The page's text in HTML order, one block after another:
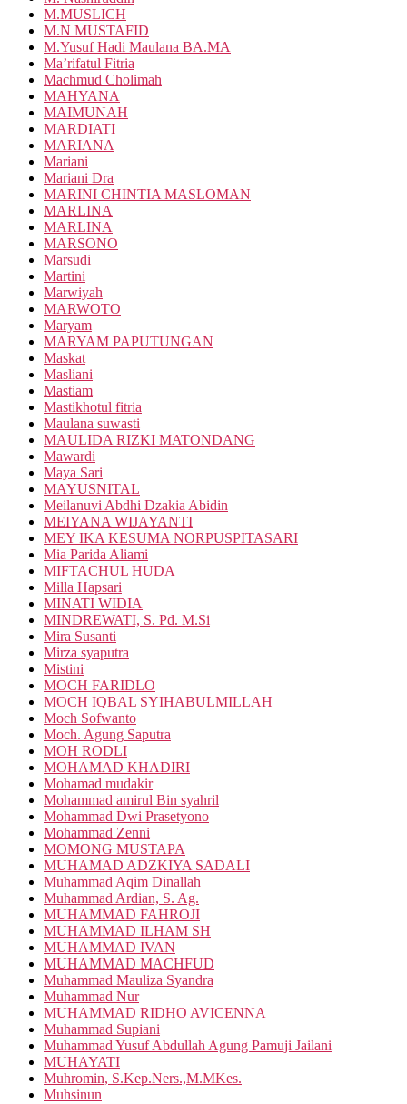
M.MUSLICH
M.N MUSTAFID
M.Yusuf Hadi Maulana BA.MA
Ma’rifatul Fitria
Machmud Cholimah
MAHYANA
MAIMUNAH
MARDIATI
MARIANA
Mariani
Mariani Dra
MARINI CHINTIA MASLOMAN
MARLINA
MARLINA
MARSONO
Marsudi
Martini
Marwiyah
MARWOTO
Maryam
MARYAM PAPUTUNGAN
Maskat
Masliani
Mastiam
Mastikhotul fitria
Maulana suwasti
MAULIDA RIZKI MATONDANG
Mawardi
Maya Sari
MAYUSNITAL
Meilanuvi Abdhi Dzakia Abidin
MEIYANA WIJAYANTI
MEY IKA KESUMA NORPUSPITASARI
Mia Parida Aliami
MIFTACHUL HUDA
Milla Hapsari
MINATI WIDIA
MINDREWATI, S. Pd. M.Si
Mira Susanti
Mirza syaputra
Mistini
MOCH FARIDLO
MOCH IQBAL SYIHABULMILLAH
Moch Sofwanto
Moch. Agung Saputra
MOH RODLI
MOHAMAD KHADIRI
Mohamad mudakir
Mohammad amirul Bin syahril
Mohammad Dwi Prasetyono
Mohammad Zenni
MOMONG MUSTAPA
MUHAMAD ADZKIYA SADALI
Muhammad Aqim Dinallah
Muhammad Ardian, S. Ag.
MUHAMMAD FAHROJI
MUHAMMAD ILHAM SH
MUHAMMAD IVAN
MUHAMMAD MACHFUD
Muhammad Mauliza Syandra
Muhammad Nur
MUHAMMAD RIDHO AVICENNA
Muhammad Supiani
Muhammad Yusuf Abdullah Agung Pamuji Jailani
MUHAYATI
Muhromin, S.Kep.Ners.,M.MKes.
Muhsinun